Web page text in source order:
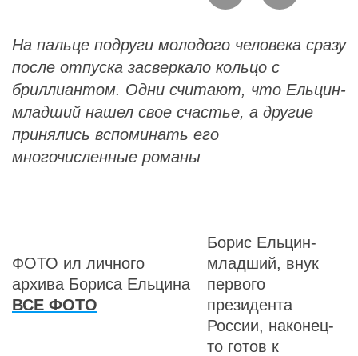
На пальце подруги молодого человека сразу
после отпуска засверкало кольцо с
бриллиантом. Одни считают, что Ельцин-
младший нашел свое счастье, а другие
принялись вспоминать его
многочисленные романы
ФОТО ил личного
архива Бориса Ельцина
ВСЕ ФОТО
Борис Ельцин-
младший, внук
первого
президента
России, наконец-
то готов к